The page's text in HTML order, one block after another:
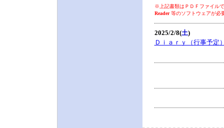
※上記書類はＰＤＦファイル
Reader等のソフトウェアが必
2025/2/8(土)
Ｄｉａｒｙ（行事予定